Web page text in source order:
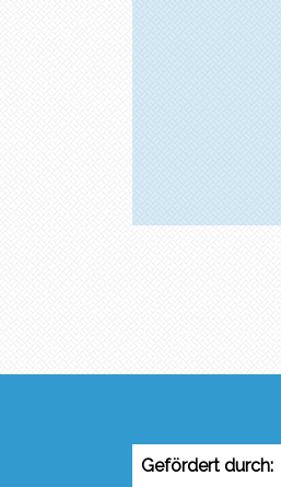
Gefördert durch: